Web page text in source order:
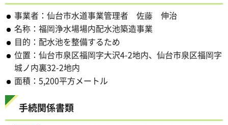
事業者：仙台市水道事業管理者 佐藤 伸治
名称：福岡浄水場場内配水池築造事業
目的：配水池を整備するため
位置：仙台市泉区福岡字大沢4-2地内、仙台市泉区福岡字
城ノ内裏32-2地内
面積：5,200平方メートル
手続関係書類